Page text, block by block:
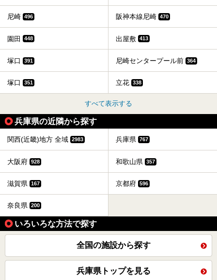
尼崎 496 阪神本線尼崎 470
園田 448 出屋敷 413
塚口 391 尼崎センタープール前 364
塚口 351 立花 338
すべて表示する
兵庫県の近隣から探す
関西(近畿)地方 全域 2983 兵庫県 767
大阪府 928 和歌山県 357
滋賀県 167 京都府 596
奈良県 200
いろいろな方法で探す
全国の施設から探す
兵庫県トップを見る